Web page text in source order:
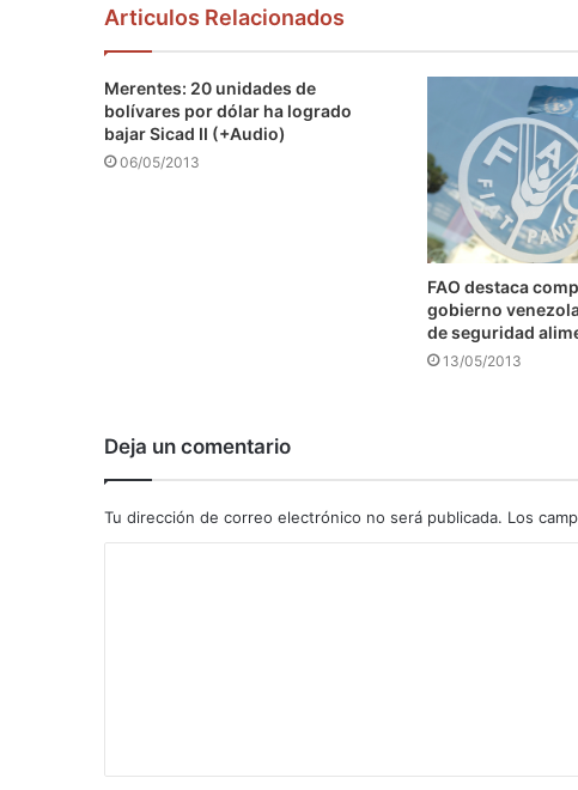
Articulos Relacionados
Merentes: 20 unidades de
bolívares por dólar ha logrado
bajar Sicad II (+Audio)
06/05/2013
FAO destaca
gobierno
de seguridad
13/05/2013
Deja un comentario
Tu dirección de correo electrónico no será publicada. Los
a